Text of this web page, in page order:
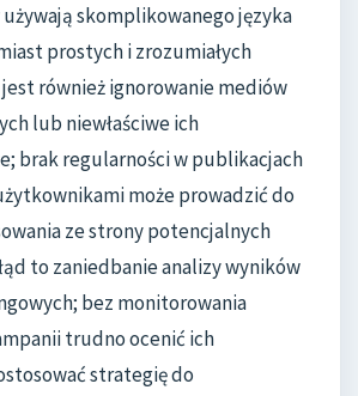
skomplikowanego języka
prostych i zrozumiałych
jest również ignorowanie mediów
lub niewłaściwe ich
brak regularności w publikacjach
może prowadzić do
ze strony potencjalnych
to zaniedbanie analizy wyników
bez monitorowania
trudno ocenić ich
strategię do